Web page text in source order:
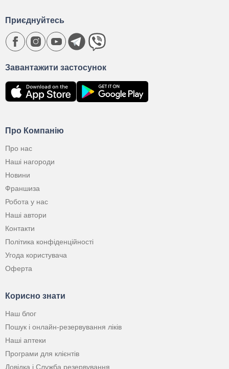
Про Компанію
Про нас
Наші нагороди
Новини
Франшиза
Робота у нас
Наші автори
Контакти
Політика конфіденційності
Угода користувача
Оферта
Корисно знати
Наш блог
Пошук і онлайн-резервування ліків
Наші аптеки
Програми для клієнтів
Довідка і Служба резервування
Завантажити застосунок
Приєднуйтесь